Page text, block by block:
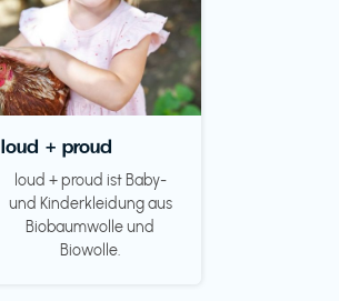
loud + proud
loud + proud ist Baby-
und Kinderkleidung aus
Biobaumwolle und
Biowolle.